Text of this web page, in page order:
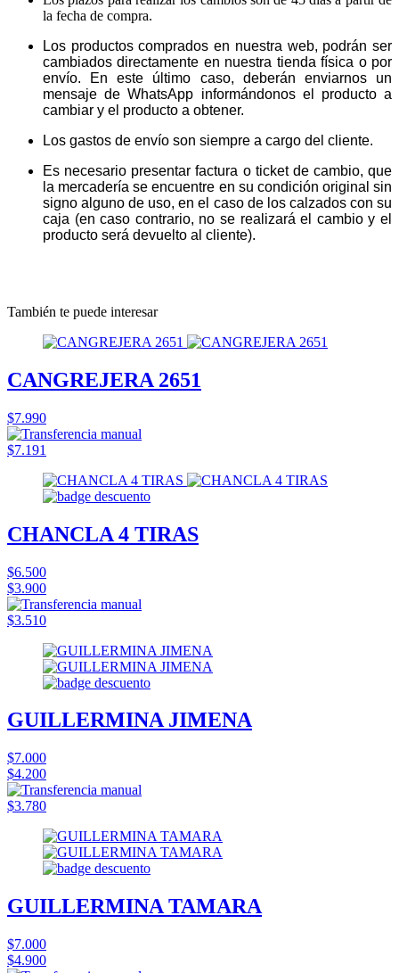
la fecha de compra.
Los productos comprados en nuestra web, podrán ser
cambiados directamente en nuestra tienda física o por
envío. En este último caso, deberán enviarnos un
mensaje de WhatsApp informándonos el producto a
cambiar y el producto a obtener.
Los gastos de envío son siempre a cargo del cliente.
Es necesario presentar factura o ticket de cambio, que
la mercadería se encuentre en su condición original sin
signo alguno de uso, en el caso de los calzados con su
caja (en caso contrario, no se realizará el cambio y el
producto será devuelto al cliente).
También te puede interesar
CANGREJERA 2651
$7.990
$7.191
CHANCLA 4 TIRAS
$6.500
$3.900
$3.510
GUILLERMINA JIMENA
$7.000
$4.200
$3.780
GUILLERMINA TAMARA
$7.000
$4.900